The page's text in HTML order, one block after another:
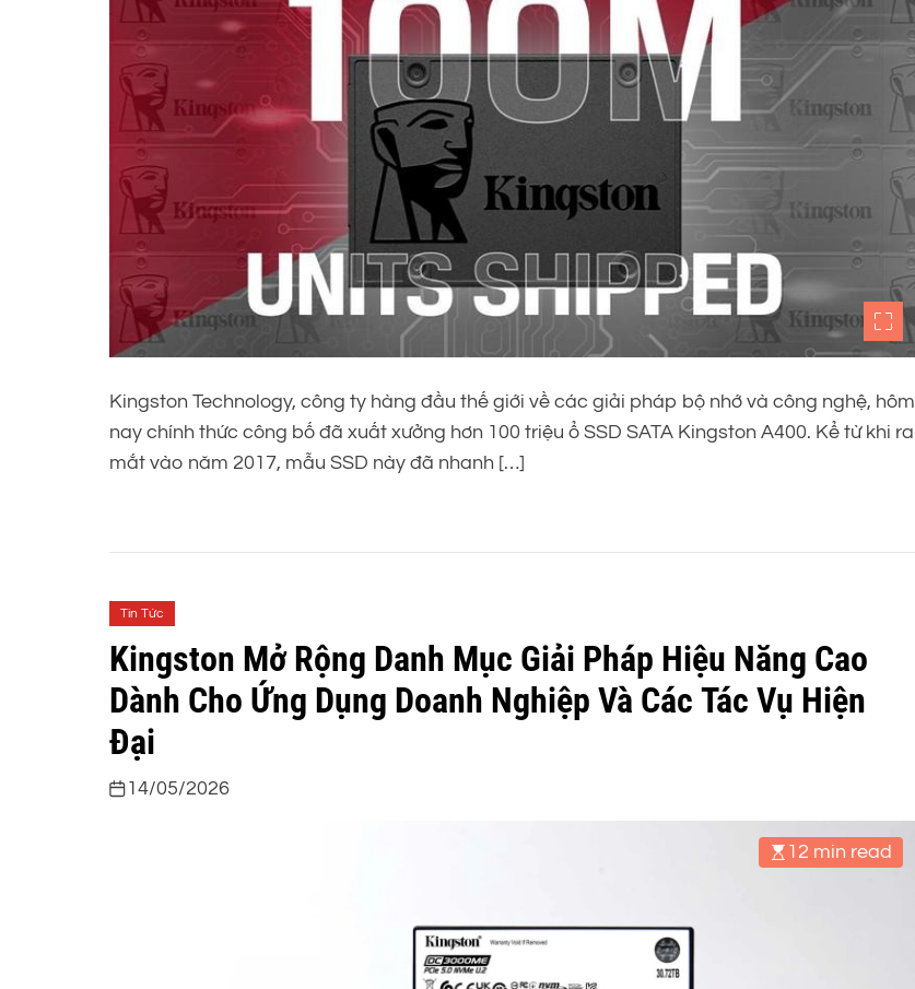
Kingston Technology, công ty hàng đầu thế giới về các giải pháp bộ nhớ và công nghệ, hôm
nay chính thức công bố đã xuất xưởng hơn 100 triệu ổ SSD SATA Kingston A400. Kể từ khi ra
mắt vào năm 2017, mẫu SSD này đã nhanh […]
Tin Tức
Kingston Mở Rộng Danh Mục Giải Pháp Hiệu Năng Cao
Dành Cho Ứng Dụng Doanh Nghiệp Và Các Tác Vụ Hiện
Đại
14/05/2026
12 min read